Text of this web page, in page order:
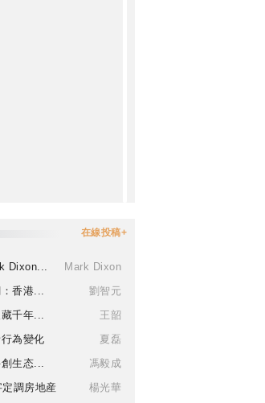
在線投稿+
Dixon...
Mark Dixon
香港...
劉智元
千年...
王韶
為變化
夏磊
生态...
馮毅成
調房地産
楊光華